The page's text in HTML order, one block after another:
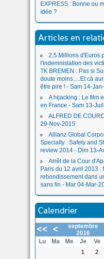
EXPRESS : Bonne ou
idée ?
Articles en
2,5 Millions d'Euros
l'indemnistation des
TK BREMEN : Pas si
doute moins.....Et cà
être pire ! - Sam 14-
A hijacking : Le film
en France - Sam 13-
ALFRED DE
29-Nov-2015
Allianz Global
Specialty : Safety and
review 2014 - Dim 13-
Arrêt de la Cour
Paris du 12 avril 2013 :
rebondissement dans
sans fin - Mar 04-Mar-
Calendrier
<< <
septembre
2016
Lu Ma Me Je Ve
1
2